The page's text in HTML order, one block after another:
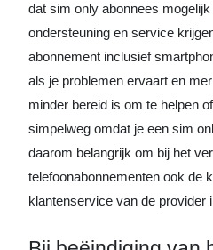
dat sim only abonnees
ondersteuning en service
abonnement inclusief
als je problemen ervaart en
minder bereid is om te helpen
simpelweg omdat je een sim
daarom belangrijk om bij het
telefoonabonnementen ook de
klantenservice van de provider